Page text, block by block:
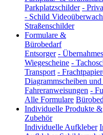
Parkplatzschilder -
- Schild
Straßenschilder
Formulare &
Bürobedarf
Entsorger -
Wiegescheine -
Transport -
Diagrammscheiben
Fahreranweisungen -
Alle Formulare
Individuelle Produkte &
Zubehör
Individuelle Aufkleber